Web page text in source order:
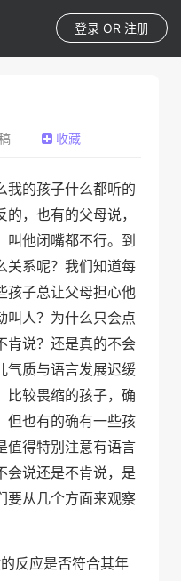
登录 OR 注册
收藏
的孩子什么都听的
，也有的父母说，
叫他闭嘴都不行。到
关系呢？我们知道每
孩子总让父母担心他
叫人？为什么只会点
肯说？还是真的不会
气质与语言发展迟缓
比较畏缩的孩子，确
但也有的确有一些孩
值得特别注意有语言
会说还是不肯说，是
要从几个方面来观察
反应是否符合其年